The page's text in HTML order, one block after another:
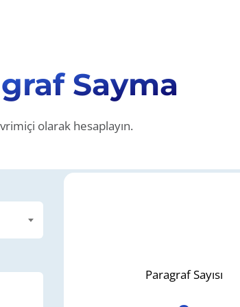
Sayma
olarak hesaplayın.
Paragraf Sayısı